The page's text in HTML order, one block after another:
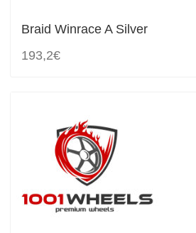
Braid Winrace A Silver
193,2€